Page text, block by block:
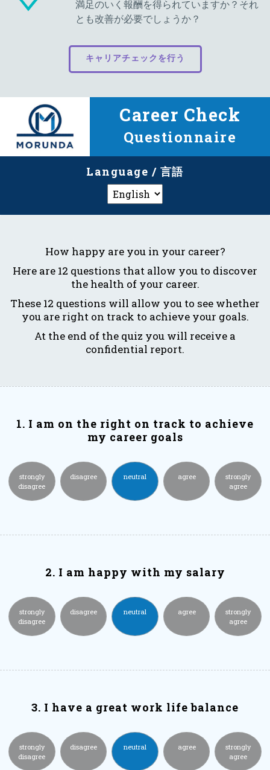
満足のいく報酬を得られていますか？それ
とも改善が必要でしょうか？
キャリアチェックを行う